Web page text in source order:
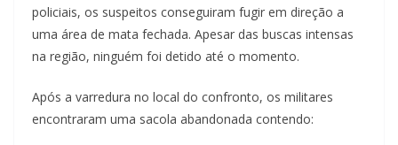
policiais, os suspeitos conseguiram fugir em direção a
uma área de mata fechada. Apesar das buscas intensas
na região, ninguém foi detido até o momento.
Após a varredura no local do confronto, os militares
encontraram uma sacola abandonada contendo: